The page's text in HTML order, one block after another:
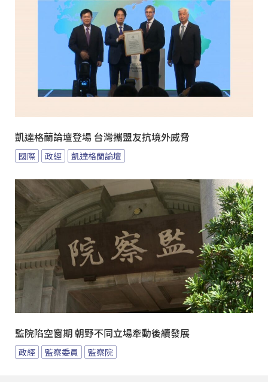
凱達格蘭論壇登場 台灣攜盟友抗境外威脅
國際 政經 凱達格蘭論壇
監院陷空窗期 朝野不同立場牽動後續發展
政經 監察委員 監察院